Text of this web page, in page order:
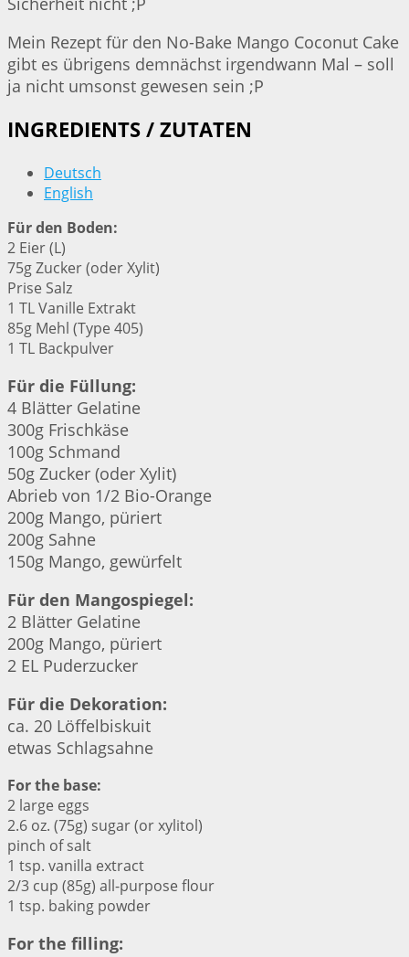
Mein Rezept für den No-Bake Mango Coconut Cake
gibt es übrigens demnächst irgendwann Mal – soll
ja nicht umsonst gewesen sein ;P
INGREDIENTS / ZUTATEN
Deutsch
English
Für den Boden:
2 Eier (L)
75g Zucker (oder Xylit)
Prise Salz
1 TL Vanille Extrakt
85g Mehl (Type 405)
1 TL Backpulver
Für die Füllung:
4 Blätter Gelatine
300g Frischkäse
100g Schmand
50g Zucker (oder Xylit)
Abrieb von 1/2 Bio-Orange
200g Mango, püriert
200g Sahne
150g Mango, gewürfelt
Für den Mangospiegel:
2 Blätter Gelatine
200g Mango, püriert
2 EL Puderzucker
Für die Dekoration:
ca. 20 Löffelbiskuit
etwas Schlagsahne
For the base:
2 large eggs
2.6 oz. (75g) sugar (or xylitol)
pinch of salt
1 tsp. vanilla extract
2/3 cup (85g) all-purpose flour
1 tsp. baking powder
For the filling: